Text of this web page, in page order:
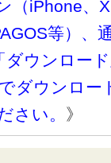
（iPhone、
等）、
ダウンロー
ダウンロー
さい。 》